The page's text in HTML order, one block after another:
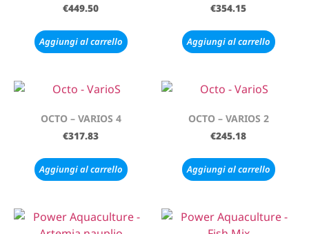
€449.50
Aggiungi al carrello
€354.15
Aggiungi al carrello
OCTO – VARIOS 4
€317.83
Aggiungi al carrello
OCTO – VARIOS 2
€245.18
Aggiungi al carrello